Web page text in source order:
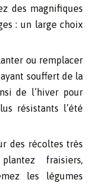
des magnifiques
: un large choix
ou remplacer
souffert de la
de l’hiver pour
résistants l’été
des récoltes très
fraisiers,
les légumes